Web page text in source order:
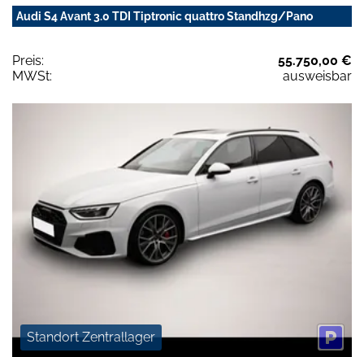
Audi S4 Avant 3.0 TDI Tiptronic quattro Standhzg/Pano
Preis:
55.750,00 €
MWSt:
ausweisbar
Standort Zentrallager